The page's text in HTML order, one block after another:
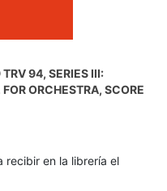
94, SERIES III:
ORCHESTRA, SCORE
recibir en la librería el